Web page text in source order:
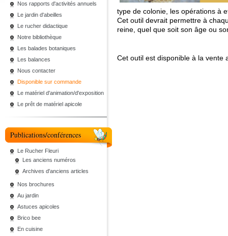
Nos rapports d'activités annuels
Le jardin d'abeilles
Le rucher didactique
Notre bibliothèque
Les balades botaniques
Les balances
Nous contacter
Disponible sur commande
Le matériel d'animation/d'exposition
Le prêt de matériel apicole
Publications/conférences
Le Rucher Fleuri
Les anciens numéros
Archives d'anciens articles
Nos brochures
Au jardin
Astuces apicoles
Brico bee
En cuisine
type de colonie, les opérations à
Cet outil devrait permettre à
reine, quel que soit son âge ou
Cet outil est disponible à la vente